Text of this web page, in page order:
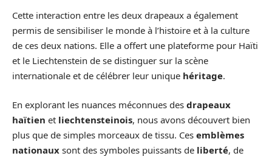
Cette interaction entre les deux drapeaux a également
permis de sensibiliser le monde à l’histoire et à la culture
de ces deux nations. Elle a offert une plateforme pour Haïti
et le Liechtenstein de se distinguer sur la scène
internationale et de célébrer leur unique héritage.
En explorant les nuances méconnues des drapeaux
haïtien et liechtensteinois, nous avons découvert bien
plus que de simples morceaux de tissu. Ces emblèmes
nationaux sont des symboles puissants de liberté, de